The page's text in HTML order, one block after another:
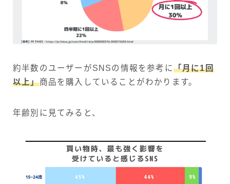
約半数のユーザーがSNSの情報を参考に「月に1回
以上」商品を購入していることがわかります。
年齢別に見てみると、